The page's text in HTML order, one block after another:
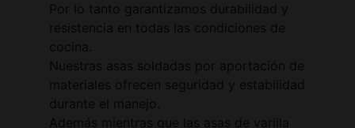
Por lo tanto garantizamos durabilidad y
resistencia en todas las condiciones de
cocina.
Nuestras asas soldadas por aportación de
materiales ofrecen seguridad y estabilidad
durante el manejo.
Además mientras que las asas de varilla